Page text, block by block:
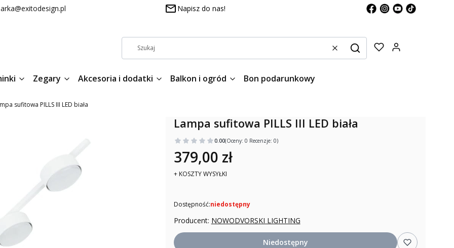
Napisz do nas!
WyczyśćSzukaj
Zegary Akcesoria i dodatki Balkon i ogród Bon podarunkowy
sufitowa PILLS III LED biała
Lampa sufitowa PILLS III LED biała
0.00(Oceny: 0 Recenzje: 0)
379,00 zł
+ KOSZTY WYSYŁKI
Dostępność:niedostępny
Producent: NOWODVORSKI LIGHTING
Niedostępny